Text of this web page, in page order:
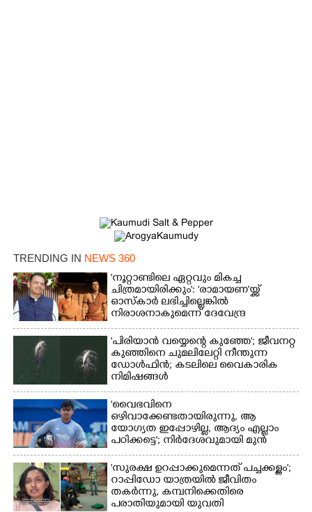
TRENDING IN NEWS 360
'നൂറ്റാണ്ടിലെ ഏറ്റവും മികച്ച
ചിത്രമായിരിക്കും': 'രാമായണ'യ്ക്ക്
ഓസ്കാ‌ർ ലഭിച്ചില്ലെങ്കിൽ
നിരാശനാകുമെന്ന് ദേവേന്ദ്ര
ഫഡ്നാവിസ്
'പിരിയാൻ വയ്യെന്റെ കുഞ്ഞേ'; ജീവനറ്റ
കുഞ്ഞിനെ ചുമലിലേറ്റി നീന്തുന്ന
ഡോൾഫിൻ; കടലിലെ വൈകാരിക
നിമിഷങ്ങൾ
'വൈഭവിനെ
ഒഴിവാക്കേണ്ടതായിരുന്നു,​ ആ
യോഗ്യത ഇപ്പോഴില്ല, ആദ്യം എല്ലാം
പഠിക്കട്ടെ'; നിർദേശവുമായി മുൻ
ക്രിക്കറ്റ് താരം
'സുരക്ഷ ഉറപ്പാക്കുമെന്നത് പച്ചക്കള്ളം';
റാപ്പിഡോ യാത്രയിൽ ജീവിതം
തകർന്നു, കമ്പനിക്കെതിരെ
പരാതിയുമായി യുവതി
×
Share this link
Copy Link